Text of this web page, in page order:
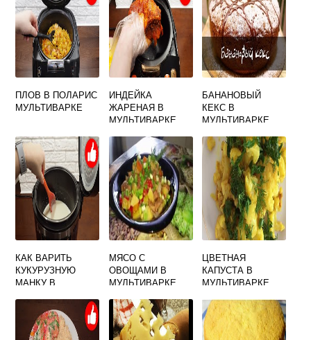
ПЛОВ В ПОЛАРИС
МУЛЬТИВАРКЕ
ИНДЕЙКА
ЖАРЕНАЯ В
МУЛЬТИВАРКЕ
БАНАНОВЫЙ
КЕКС В
МУЛЬТИВАРКЕ
КАК ВАРИТЬ
КУКУРУЗНУЮ
МАНКУ В
МЯСО С
ОВОЩАМИ В
МУЛЬТИВАРКЕ
ЦВЕТНАЯ
КАПУСТА В
МУЛЬТИВАРКЕ